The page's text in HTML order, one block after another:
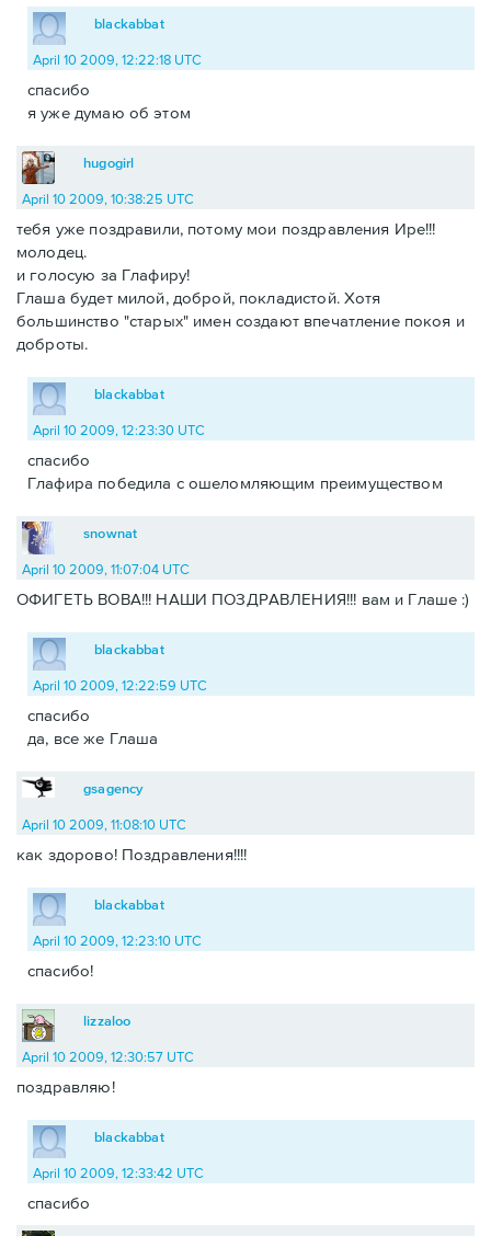
blackabbat
April 10 2009, 12:22:18 UTC
спасибо
я уже думаю об этом
hugogirl
April 10 2009, 10:38:25 UTC
тебя уже поздравили, потому мои поздравления Ире!!!
молодец.
и голосую за Глафиру!
Глаша будет милой, доброй, покладистой. Хотя
большинство "старых" имен создают впечатление покоя и
доброты.
blackabbat
April 10 2009, 12:23:30 UTC
спасибо
Глафира победила с ошеломляющим преимуществом
snownat
April 10 2009, 11:07:04 UTC
ОФИГЕТЬ ВОВА!!! НАШИ ПОЗДРАВЛЕНИЯ!!! вам и Глаше :)
blackabbat
April 10 2009, 12:22:59 UTC
спасибо
да, все же Глаша
gsagency
April 10 2009, 11:08:10 UTC
как здорово! Поздравления!!!!
blackabbat
April 10 2009, 12:23:10 UTC
спасибо!
lizzaloo
April 10 2009, 12:30:57 UTC
поздравляю!
blackabbat
April 10 2009, 12:33:42 UTC
спасибо